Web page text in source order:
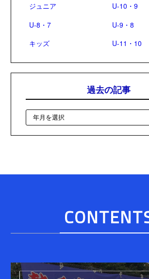
ジュニア
U-10・9
U-8・7
U-9・8
キッズ
U-11・10
過去の記事